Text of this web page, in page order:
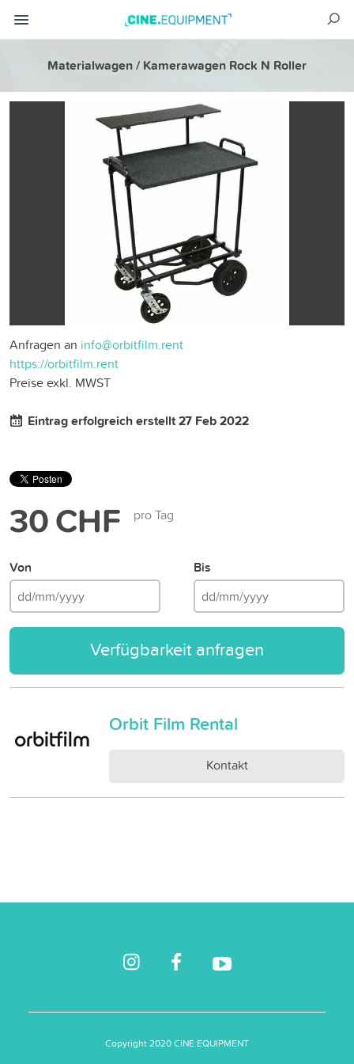
Materialwagen / Kamerawagen Rock N Roller
Anfragen an info@orbitfilm.rent
https://orbitfilm.rent
Preise exkl. MWST
Eintrag erfolgreich erstellt 27 Feb 2022
30 CHF pro Tag
Von Bis
Verfügbarkeit anfragen
Orbit Film Rental
Kontakt
Copyright 2020 CINE.EQUIPMENT